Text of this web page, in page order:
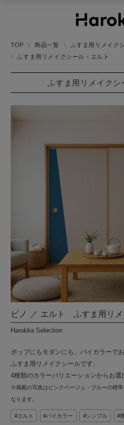
TOP 商品一覧
ふすま用リメイク
ふすま用リメイクシール・エルト
ふすま用リメイクシ
ビノ ／ エルト ふすま用リ
Harokka Selection
ポップにもモダンにも。バイカラーで
ふすま用リメイクシールです。
4種類のカラーバリエーションからお選
※掲載の写真はピンクベージュ・ブルーの標
なります。
エルト バイカラー シンプル